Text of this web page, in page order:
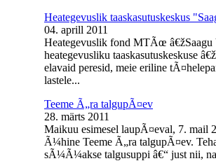
Heategevuslik taaskasutuskeskus
04. aprill 2011
Heategevuslik fond MTÃœ â€žSaagu
heategevusliku taaskasutuskeskuse
elavaid peresid, meie eriline
lastele...
Teeme Ã„ra talgupÃ¤ev
28. märts 2011
Maikuu esimesel laupÃ¤eval, 7.
Ã¼hine Teeme Ã„ra talgupÃ¤ev.
sÃ¼Ã¼akse talgusuppi â€“ just nii,